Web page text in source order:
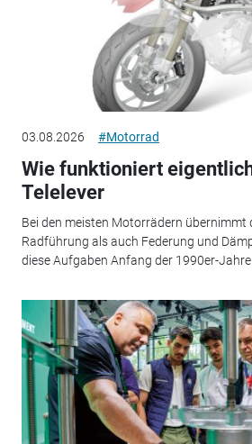
03.08.2026 #Motorrad
Wie funktioniert
Telelever
Bei den meisten Motorrädern übernimmt
Radführung als auch Federung und
diese Aufgaben Anfang der 1990er-Jahre